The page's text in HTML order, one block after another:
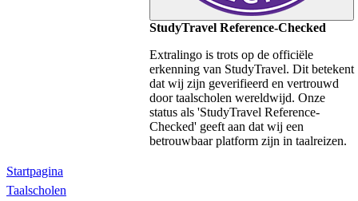
StudyTravel Reference-Checked
Extralingo is trots op de officiële
erkenning van StudyTravel. Dit betekent
dat wij zijn geverifieerd en vertrouwd
door taalscholen wereldwijd. Onze
status als 'StudyTravel Reference-
Checked' geeft aan dat wij een
betrouwbaar platform zijn in taalreizen.
Startpagina
Taalscholen